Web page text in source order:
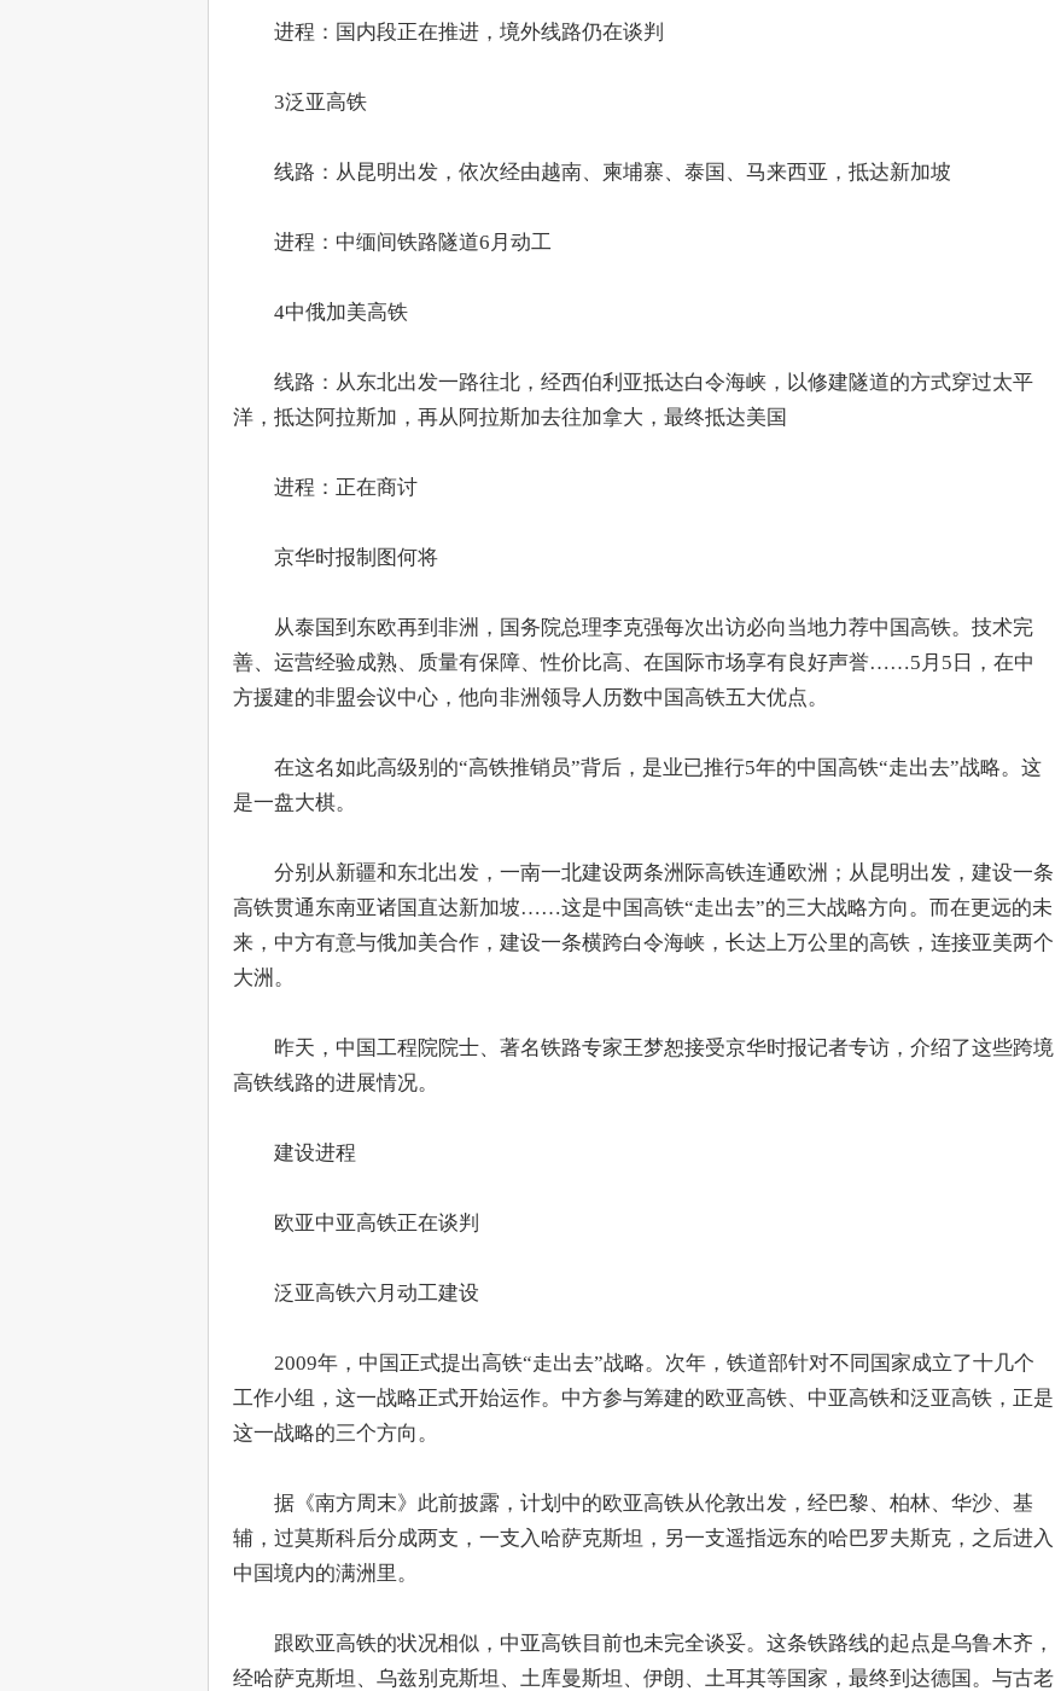
进程：国内段正在推进，境外线路仍在谈判
3泛亚高铁
线路：从昆明出发，依次经由越南、柬埔寨、泰国、马来西亚，抵达新加坡
进程：中缅间铁路隧道6月动工
4中俄加美高铁
线路：从东北出发一路往北，经西伯利亚抵达白令海峡，以修建隧道的方式穿过太平
洋，抵达阿拉斯加，再从阿拉斯加去往加拿大，最终抵达美国
进程：正在商讨
京华时报制图何将
从泰国到东欧再到非洲，国务院总理李克强每次出访必向当地力荐中国高铁。技术完
善、运营经验成熟、质量有保障、性价比高、在国际市场享有良好声誉……5月5日，在中
方援建的非盟会议中心，他向非洲领导人历数中国高铁五大优点。
在这名如此高级别的“高铁推销员”背后，是业已推行5年的中国高铁“走出去”战略。这
是一盘大棋。
分别从新疆和东北出发，一南一北建设两条洲际高铁连通欧洲；从昆明出发，建设一条
高铁贯通东南亚诸国直达新加坡……这是中国高铁“走出去”的三大战略方向。而在更远的未
来，中方有意与俄加美合作，建设一条横跨白令海峡，长达上万公里的高铁，连接亚美两个
大洲。
昨天，中国工程院院士、著名铁路专家王梦恕接受京华时报记者专访，介绍了这些跨境
高铁线路的进展情况。
建设进程
欧亚中亚高铁正在谈判
泛亚高铁六月动工建设
2009年，中国正式提出高铁“走出去”战略。次年，铁道部针对不同国家成立了十几个
工作小组，这一战略正式开始运作。中方参与筹建的欧亚高铁、中亚高铁和泛亚高铁，正是
这一战略的三个方向。
据《南方周末》此前披露，计划中的欧亚高铁从伦敦出发，经巴黎、柏林、华沙、基
辅，过莫斯科后分成两支，一支入哈萨克斯坦，另一支遥指远东的哈巴罗夫斯克，之后进入
中国境内的满洲里。
跟欧亚高铁的状况相似，中亚高铁目前也未完全谈妥。这条铁路线的起点是乌鲁木齐，
经哈萨克斯坦、乌兹别克斯坦、土库曼斯坦、伊朗、土耳其等国家，最终到达德国。与古老